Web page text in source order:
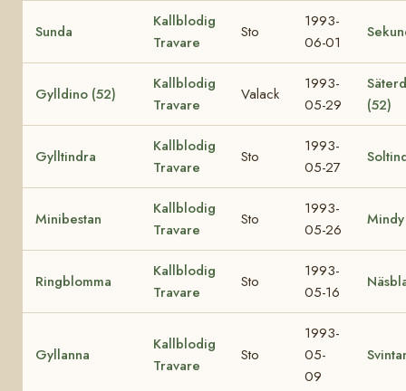
Sunda
Kallblodig
Travare
Sto
1993-
06-01
Gylldino (52)
Kallblodig
Travare
Valack
1993-
05-29
(52)
Gylltindra
Kallblodig
Travare
Sto
1993-
05-27
Minibestan
Kallblodig
Travare
Sto
1993-
05-26
Mindy
Ringblomma
Kallblodig
Travare
Sto
1993-
05-16
Gyllanna
Kallblodig
Travare
Sto
1993-
05-
09